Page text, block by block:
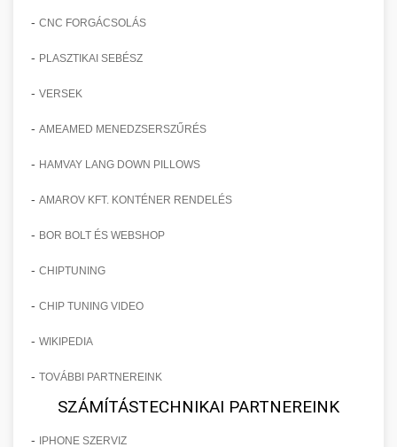
- CNC FORGÁCSOLÁS
- PLASZTIKAI SEBÉSZ
- VERSEK
- AMEAMED MENEDZSERSZŰRÉS
- HAMVAY LANG DOWN PILLOWS
- AMAROV KFT. KONTÉNER RENDELÉS
- BOR BOLT ÉS WEBSHOP
- CHIPTUNING
- CHIP TUNING VIDEO
- WIKIPEDIA
- TOVÁBBI PARTNEREINK
SZÁMÍTÁSTECHNIKAI PARTNEREINK
- IPHONE SZERVIZ